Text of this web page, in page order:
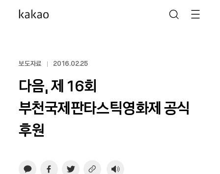
보도자료 2016.02.25
다음, 제 16회
부천국제판타스틱영화제 공식
후원